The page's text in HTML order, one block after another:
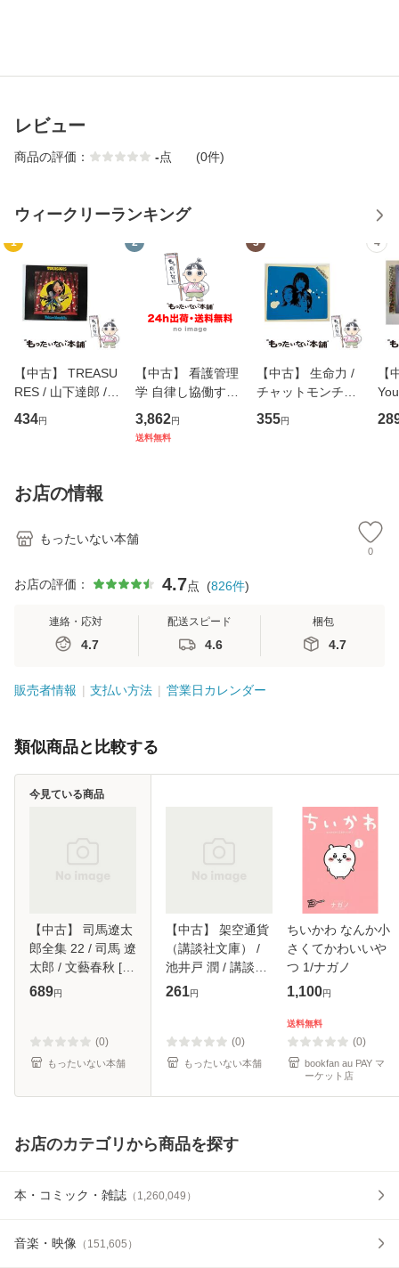
レビュー
商品の評価： -点 (0件)
ウィークリーランキング
1
【中古】 TREASU
RES / 山下達郎 /
イーストウエス
ト・ジャパン [CD]
434円
2
【中古】 看護管理
学 自律し協働する
専門職の看護マネ
ジメントスキル 改
3,862円
送料無料
3
【中古】 生命力 /
チャットモンチー /
キューンレコード
[CD]【メール便送
355円
4
【
のが
お店の情報
もったいない本舗
0
お店の評価： 4.7点 (826件)
連絡・応対
4.7
配送スピード
4.6
梱包
4.7
販売者情報 支払い方法 営業日カレンダー
類似商品と比較する
【中古】 司馬遼太
郎全集 22 / 司馬 遼
太郎 / 文藝春秋 [単
行本]【メール便送
689円
(0)
もったいない本舗
今見ている商品
【中古】 架空通貨
（講談社文庫） /
池井戸 潤 / 講談社
[文庫]【メール便送
261円
(0)
もったいない本舗
ちいかわ なんか小
さくてかわいいや
つ 1/ナガノ
1,100円
送料無料
(0)
bookfan au PAY マ
ーケット店
お店のカテゴリから商品を探す
本・コミック・雑誌 （ 1,260,049 ）
音楽・映像 （ 151,605 ）